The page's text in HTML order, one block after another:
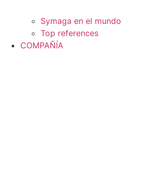
Symaga en el mundo
Top references
COMPAÑÍA